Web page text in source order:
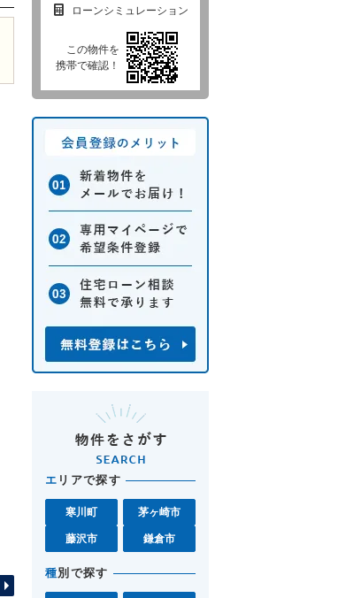
ローンシミュレーション
この物件を
携帯で確認！
エ リアで探す
寒川町 茅ヶ崎市
藤沢市 鎌倉市
種別で探す